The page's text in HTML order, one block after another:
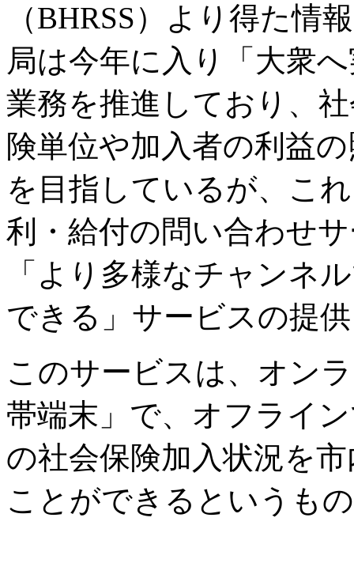
（BHRSS）より得た情
局は今年に入り「大衆
業務を推進しており、
険単位や加入者の利益
を目指しているが、こ
利・給付の問い合わせ
「より多様なチャンネ
できる」サービスの提
このサービスは、オン
帯端末」で、オフライ
の社会保険加入状況を
ことができるというも